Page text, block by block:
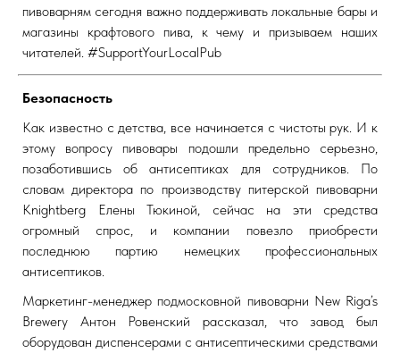
пивоварням сегодня важно поддерживать локальные бары и
магазины крафтового пива, к чему и призываем наших
читателей. #SupportYourLocalPub
Безопасность
Как известно с детства, все начинается с чистоты рук. И к
этому вопросу пивовары подошли предельно серьезно,
позаботившись об антисептиках для сотрудников. По
словам директора по производству питерской пивоварни
Knightberg Елены Тюкиной, сейчас на эти средства
огромный спрос, и компании повезло приобрести
последнюю партию немецких профессиональных
антисептиков.
Маркетинг-менеджер подмосковной пивоварни New Riga’s
Brewery Антон Ровенский рассказал, что завод был
оборудован диспенсерами с антисептическими средствами